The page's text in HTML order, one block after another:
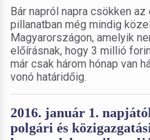
Bár napról napra csökken
pillanatban még mindig
Magyarországon, amelyik
előírásnak, hogy 3 millió
már csak három hónap van
vonó határidőig.
2016. január 1.
polgári és